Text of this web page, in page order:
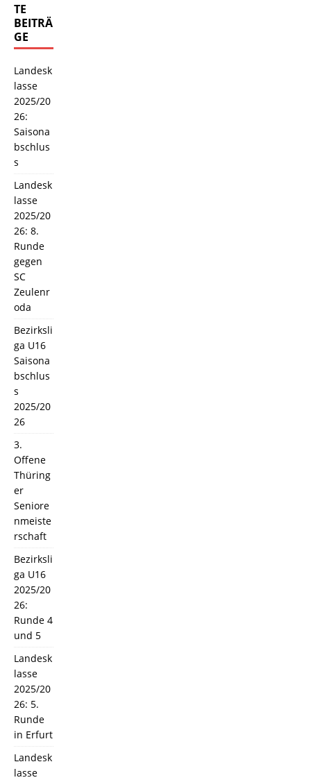
TE
BEITRÄ
GE
Landesk
lasse
2025/20
26:
Saisona
bschlus
s
Landesk
lasse
2025/20
26: 8.
Runde
gegen
SC
Zeulenr
oda
Bezirksli
ga U16
Saisona
bschlus
s
2025/20
26
3.
Offene
Thüring
er
Seniore
nmeiste
rschaft
Bezirksli
ga U16
2025/20
26:
Runde 4
und 5
Landesk
lasse
2025/20
26: 5.
Runde
in Erfurt
Landesk
lasse